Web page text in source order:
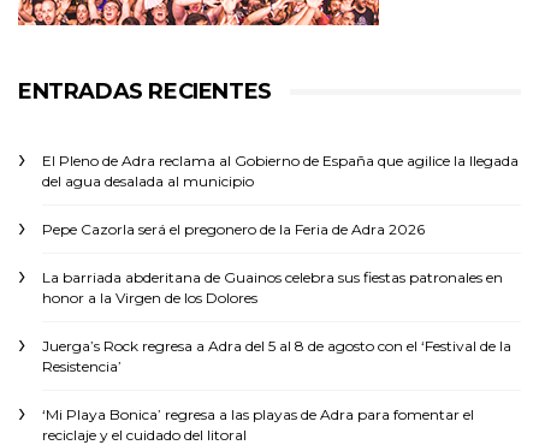
ENTRADAS RECIENTES
El Pleno de Adra reclama al Gobierno de España que agilice la llegada
del agua desalada al municipio
Pepe Cazorla será el pregonero de la Feria de Adra 2026
La barriada abderitana de Guainos celebra sus fiestas patronales en
honor a la Virgen de los Dolores
Juerga’s Rock regresa a Adra del 5 al 8 de agosto con el ‘Festival de la
Resistencia’
‘Mi Playa Bonica’ regresa a las playas de Adra para fomentar el
reciclaje y el cuidado del litoral